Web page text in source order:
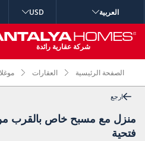
الصفحة الرئيسية العقارات موغلا
ارجع
منزل مع مسبح خاص بالقرب
فتحية
العربية USD
شركة عقارية رائدةالبحث المتقدم